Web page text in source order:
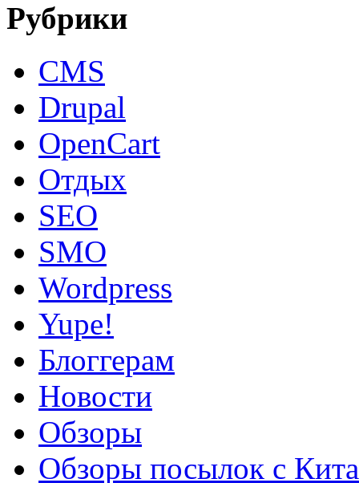
Рубрики
CMS
Drupal
OpenCart
Oтдых
SEO
SMO
Wordpress
Yupe!
Блоггерам
Новости
Обзоры
Обзоры посылок с